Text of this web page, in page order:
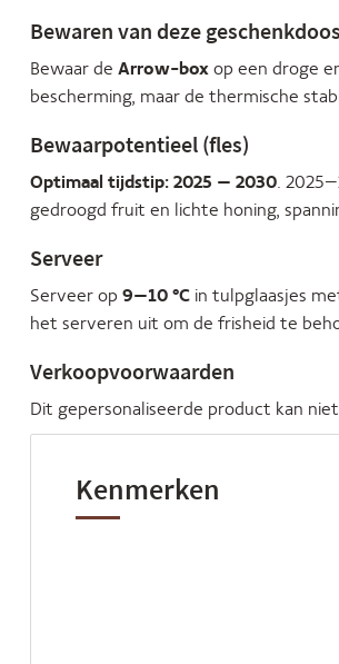
Bewaren van deze geschenkdoos
Bewaar de Arrow-box op een droge
bescherming, maar de thermische
Bewaarpotentieel (fles)
Optimaal tijdstip: 2025 – 2030.
gedroogd fruit en lichte honing,
Serveer
Serveer op 9–10 °C in tulpglaasjes
het serveren uit om de frisheid te
Verkoopvoorwaarden
Dit gepersonaliseerde product kan
Kenmerken